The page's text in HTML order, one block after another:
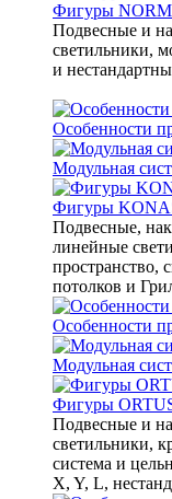
Фигуры
Подвесные и
светильники,
и
Особенности
Модульная
Фигуры
Подвесные,
линейные
пространство,
потолков и
Особенности
Модульная
Фигуры
Подвесные и
светильники,
система и
X, Y, L,